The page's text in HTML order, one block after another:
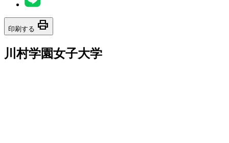
印刷する print
川村学園女子大学